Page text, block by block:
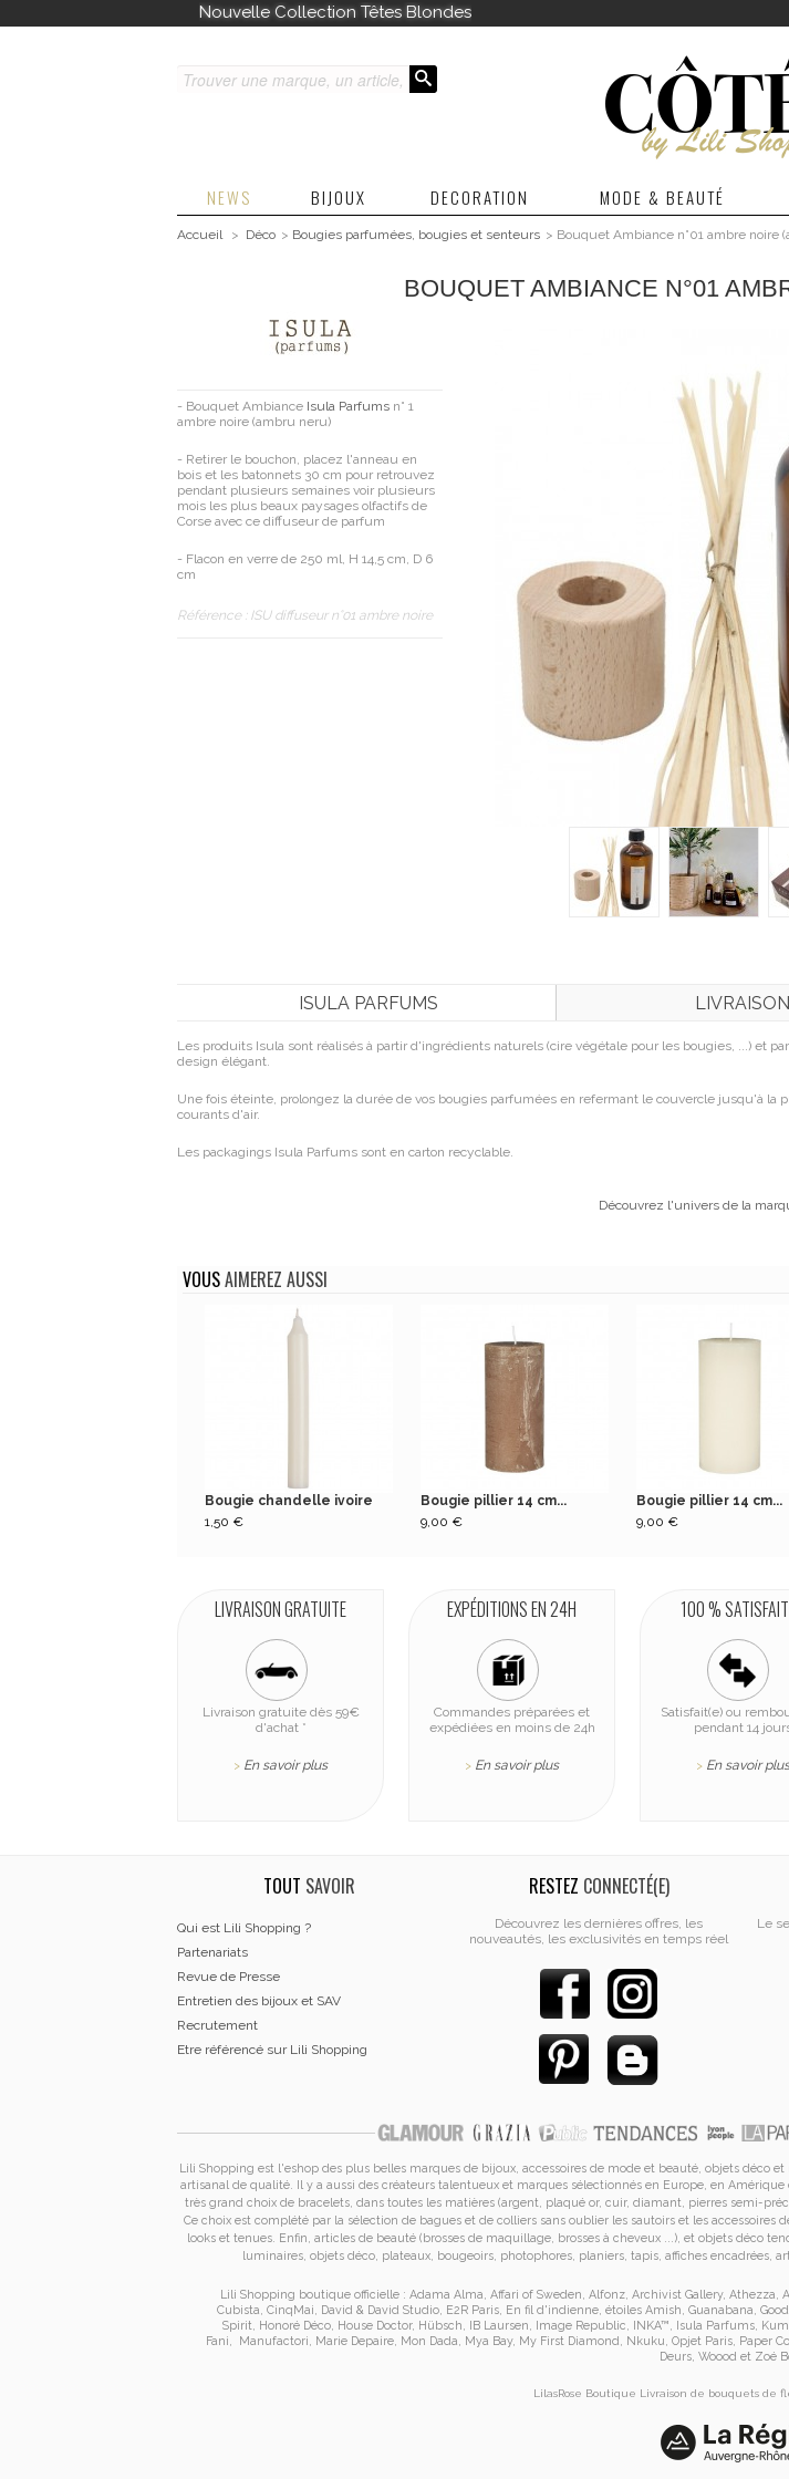
Nouvelle Collection Têtes Blondes
NEWS BIJOUX DECORATION MODE & BEAUTÉ
Accueil > Déco > Bougies parfumées, bougies et senteurs > Bouquet Ambiance n°01 ambre noire
BOUQUET AMBIANCE N°01
- Bouquet Ambiance Isula Parfums n° 1
ambre noire (ambru neru)
- Retirer le bouchon, placez l'anneau en
bois et les batonnets 30 cm pour retrouvez
pendant plusieurs semaines voir plusieurs
mois les plus beaux paysages olfactifs de
Corse avec ce diffuseur de parfum
- Flacon en verre de 250 ml, H 14,5 cm, D 6
cm
Référence : ISU diffuseur n°01 ambre noire
ISULA PARFUMS LIVRAISON
Les produits Isula sont réalisés à partir d'ingrédients naturels (cire végétale pour les bougies, ...) et
design élégant.
Une fois éteinte, prolongez la durée de vos bougies parfumées en refermant le couvercle jusqu'à
courants d'air.
Les packagings Isula Parfums sont en carton recyclable.
Découvrez l'univers de la
VOUSAIMEREZ AUSSI
Bougie chandelle ivoire
1,50 €
Bougie pillier 14 cm...
9,00 €
Bougie pillier 14 cm...
9,00 €
LIVRAISON GRATUITE
Livraison gratuite dès 59€
d'achat *
> En savoir plus
EXPÉDITIONS EN 24H
Commandes préparées et
expédiées en moins de 24h
> En savoir plus
100 %
Satisfait(e) ou
pendant 14
> En savoir plus
TOUT SAVOIR
Qui est Lili Shopping ?
Partenariats
Revue de Presse
Entretien des bijoux et SAV
Recrutement
Etre référencé sur Lili Shopping
RESTEZ CONNECTÉ(E)
Découvrez les dernières offres, les
nouveautés, les exclusivités en temps réel
Le
Lili Shopping est l'eshop des plus belles marques de bijoux, accessoires de mode et beauté, objets déco
artisanal de qualité. Il y a aussi des créateurs talentueux et marques sélectionnés en Europe, en
très grand choix de bracelets , dans toutes les matières (argent, plaqué or, cuir, diamant, pierres semi-
Ce choix est complété par la sélection de bagueset de collierssans oublier les sautoirset les accessoires
looks et tenues. Enfin, articles de beauté (brosses de maquillage, brosses à cheveux ...), et objets déco
luminaires, objets déco, plateaux, bougeoirs, photophores, planiers, tapis, affiches encadrées,
Lili Shopping boutique officielle : Adama Alma Affari of Sweden Alfonz, Archivist Gallery, Athezza
Cubista CinqMai David & David Studio, E2R Paris, En fil d'indienne, étoiles Amish Guanabana
Spirit
Honoré Déco House Doctor, Hübsch IB Laursen Image Republic INKA™ Isula Parfums
Fani
Manufactori Marie Depaire, Mon Dada Mya Bay, My First Diamond Nkuku Opjet Paris, Paper
Deurs Woood et Zoé
LilasRose Boutique Livraison de bouquets de